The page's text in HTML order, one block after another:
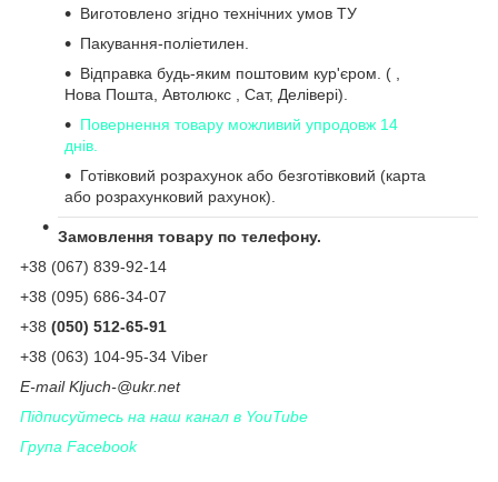
Виготовлено згідно технічних умов ТУ
Пакування-поліетилен.
Відправка будь-яким поштовим кур'єром. ( ,
Нова Пошта, Автолюкс , Сат, Делівері).
Повернення товару можливий упродовж 14
днів.
Готівковий розрахунок або безготівковий (карта
або розрахунковий рахунок).
Замовлення товару по телефону.
+38 (067) 839-92-14
+38 (095) 686-34-07
+38 (050) 512-65-91
+38 (063) 104-95-34 Viber
Е-mail Kljuch-@ukr.net
Підписуйтесь на наш канал в YouTube
Група Facebook